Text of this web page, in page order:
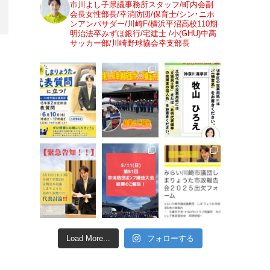
市川よし子県議事務所スタッフ/町内会副
会長女性部長/幸消防団/保育士/シン･ニホ
ンアンバサダー/川崎F/横浜平沼高校110期
明治法卒みずほ銀行/宅建士 /小(GHU)中高
サッカー部/川崎野球協会幸支部長
Load More... フォローする